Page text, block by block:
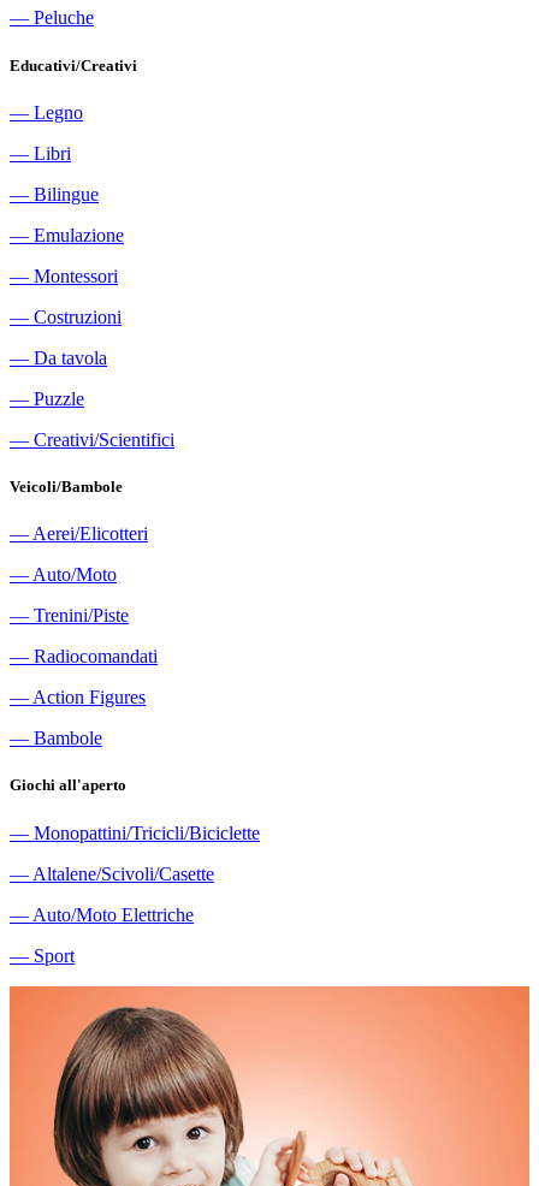
― Peluche
Educativi/Creativi
― Legno
― Libri
― Bilingue
― Emulazione
― Montessori
― Costruzioni
― Da tavola
― Puzzle
― Creativi/Scientifici
Veicoli/Bambole
― Aerei/Elicotteri
― Auto/Moto
― Trenini/Piste
― Radiocomandati
― Action Figures
― Bambole
Giochi all'aperto
― Monopattini/Tricicli/Biciclette
― Altalene/Scivoli/Casette
― Auto/Moto Elettriche
― Sport